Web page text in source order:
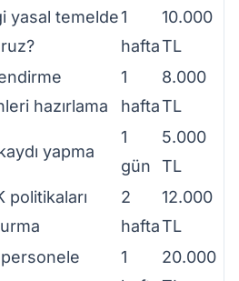
yasal temelde1
hafta
10.000
TL
hazırlama
1
hafta
8.000
TL
yapma
1
gün
5.000
TL
politikaları
2
hafta
12.000
TL
1
20.000